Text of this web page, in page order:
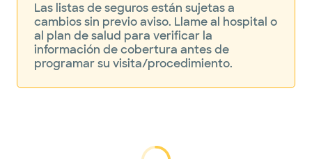
Las listas de seguros están sujetas a
cambios sin previo aviso. Llame al hospital o
al plan de salud para verificar la
información de cobertura antes de
programar su visita/procedimiento.